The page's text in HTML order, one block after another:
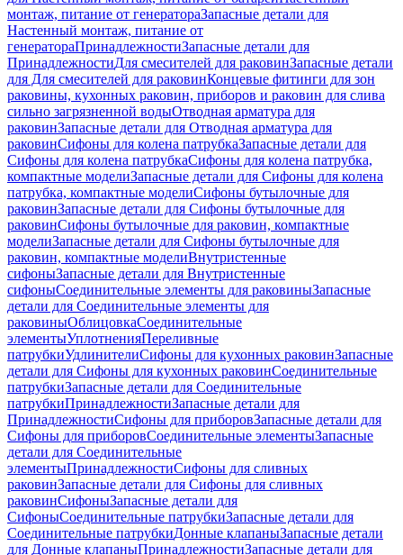
монтаж, питание от генератораЗапасные детали для
Настенный монтаж, питание от
генератораПринадлежностиЗапасные детали для
ПринадлежностиДля смесителей для раковинЗапасные детали
для Для смесителей для раковинКонцевые фитинги для зон
раковины, кухонных раковин, приборов и раковин для слива
сильно загрязненной водыОтводная арматура для
раковинЗапасные детали для Отводная арматура для
раковинСифоны для колена патрубкаЗапасные детали для
Сифоны для колена патрубкаСифоны для колена патрубка,
компактные моделиЗапасные детали для Сифоны для колена
патрубка, компактные моделиСифоны бутылочные для
раковинЗапасные детали для Сифоны бутылочные для
раковинСифоны бутылочные для раковин, компактные
моделиЗапасные детали для Сифоны бутылочные для
раковин, компактные моделиВнутристенные
сифоныЗапасные детали для Внутристенные
сифоныСоединительные элементы для раковиныЗапасные
детали для Соединительные элементы для
раковиныОблицовкаСоединительные
элементыУплотненияПереливные
патрубкиУдлинителиСифоны для кухонных раковинЗапасные
детали для Сифоны для кухонных раковинСоединительные
патрубкиЗапасные детали для Соединительные
патрубкиПринадлежностиЗапасные детали для
ПринадлежностиСифоны для приборовЗапасные детали для
Сифоны для приборовСоединительные элементыЗапасные
детали для Соединительные
элементыПринадлежностиСифоны для сливных
раковинЗапасные детали для Сифоны для сливных
раковинСифоныЗапасные детали для
СифоныСоединительные патрубкиЗапасные детали для
Соединительные патрубкиДонные клапаныЗапасные детали
для Донные клапаныПринадлежностиЗапасные детали для